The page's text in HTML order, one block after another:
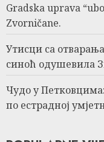
Gradska uprava
Zvorničane.
Утисци са
синоћ одушевила
Чудо у
по естрадној